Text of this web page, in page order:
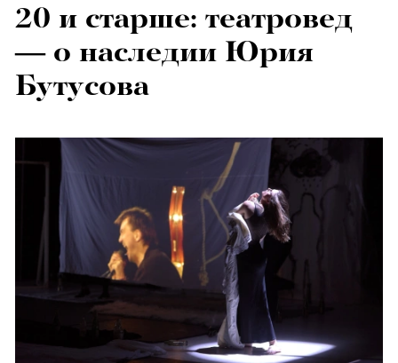
20 и старше: театровед
— о наследии Юрия
Бутусова